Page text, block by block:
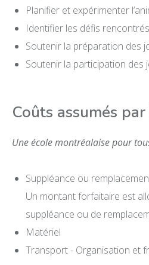
Planifier et expérimenter
Identifier les défis
Soutenir la préparation des
Soutenir la participation des
Coûts assumés
Une école montréalaise pour
Suppléance ou
Un montant forfaitaire est
suppléance ou de
Matériel
Transport - Organisation et